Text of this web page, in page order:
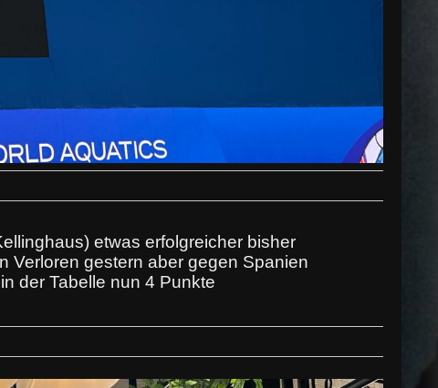
etwas erfolgreicher bisher
Verloren gestern aber gegen Spanien
der Tabelle nun 4 Punkte